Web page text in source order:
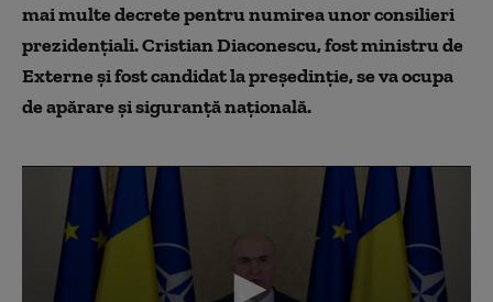
mai multe decrete pentru numirea unor consilieri
prezidențiali. Cristian Diaconescu, fost ministru de
Externe și fost candidat la președinție, se va ocupa
de apărare și siguranță națională.